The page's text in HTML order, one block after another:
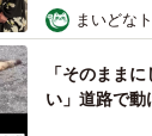
めらい 「痛
「行動され立
まいどな
「そのまま
い」道路で動
返された一